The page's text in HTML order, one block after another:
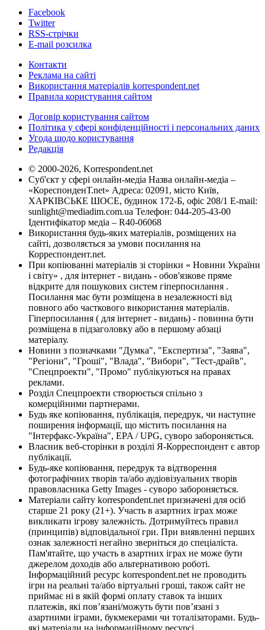
Facebook
Twitter
RSS-стрічки
E-mail розсилка
Контакти
Реклама на сайті
Використання матеріалів korrespondent.net
Правила користування сайтом
Договір користування сайтом
Політика у сфері конфіденційності і персональних даних
Угода щодо користування
Редакція
© 2000-2026, Korrespondent.net
Суб'єкт у сфері онлайн-медіа Назва онлайн-медіа –
«КореспонденТ.net» Адреса: 02091, місто Київ,
ХАРКІВСЬКЕ ШОСЕ, будинок 172-Б, офіс 208/1 E-mail:
sunlight@mediadim.com.ua Телефон: 044-205-43-00
Ідентифікатор медіа – R40-06068
Використання будь-яких матеріалів, розміщених на
сайті, дозволяється за умови посилання на
Корреспондент.net.
При копіюванні матеріалів зі сторінки « Новини України
і світу» , для інтернет - видань - обов'язкове пряме
відкрите для пошукових систем гіперпосилання .
Посилання має бути розміщена в незалежності від
повного або часткового використання матеріалів.
Гіперпосилання ( для інтернет - видань) - повинна бути
розміщена в підзаголовку або в першому абзаці
матеріалу.
Новини з позначками "Думка", "Експертиза", "Заява",
"Регіони", "Гроші", "Влада", "Вибори", "Тест-драйв",
"Спецпроекти", "Промо" публікуються на правах
реклами.
Розділ Спецпроекти створюється спільно з
комерційними партнерами.
Будь яке копіювання, публікація, передрук, чи наступне
поширення інформації, що містить посилання на
"Інтерфакс-Україна", EPA / UPG, суворо забороняється.
Власник веб-сторінки в розділі Я-Корреспондент є автор
публікації.
Будь-яке копіювання, передрук та відтворення
фотографічних творів та/або аудіовізуальних творів
правовласника Getty Images - суворо забороняється.
Матеріали сайту korrespondent.net призначені для осіб
старше 21 року (21+). Участь в азартних іграх може
викликати ігрову залежність. Дотримуйтесь правил
(принципів) відповідальної гри. При виявленні перших
ознак залежності негайно зверніться до спеціаліста.
Пам'ятайте, що участь в азартних іграх не може бути
джерелом доходів або альтернативою роботі.
Інформаційний ресурс korrespondent.net не проводить
ігри на реальні та/або віртуальні гроші, також сайт не
приймає ні в якій формі оплату ставок та інших
платежів, які пов’язані/можуть бути пов’язані з
азартними іграми, букмекерами чи тоталізаторами. Будь-